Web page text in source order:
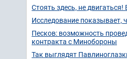
Стоять здесь, не
Исследование показывает,
Песков: возможность
контракта с Минобороны
Так выглядят